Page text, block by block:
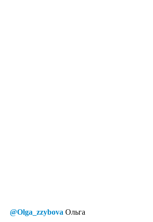
@Olga_zzybova Ольга